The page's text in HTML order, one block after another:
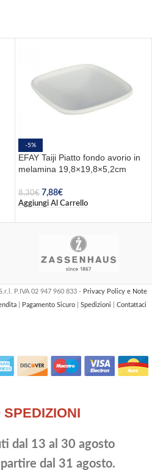
-5%
EFAY Taiji Piatto fondo avorio in
melamina 19,8×19,8×5,2cm
8,30€ 7,88€
Aggiungi Al Carrello
P.IVA 02 947 960 833 - Privacy Policy e Note
Pagamento Sicuro Spedizioni Contattaci
SPEDIZIONI
dal 13 al 30 agosto
dal 31 agosto.